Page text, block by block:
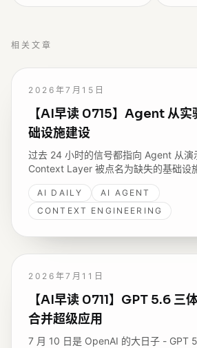
相关文章
2026年7月15日
【AI早读 0715】Agent 从实
础设施建设
过去 24 小时的信号都指向 Agent 从演
Context Layer 被点名为缺失的基础设
网站主张用 DSL 约束 LLM 输出，而
70 万涨到 700 万。
AI DAILY
AI AGENT
CONTEXT ENGINEERING
2026年7月11日
【AI早读 0711】GPT 5.6 三
合并超级应用
7 月 10 日是 OpenAI 的大日子 - GPT